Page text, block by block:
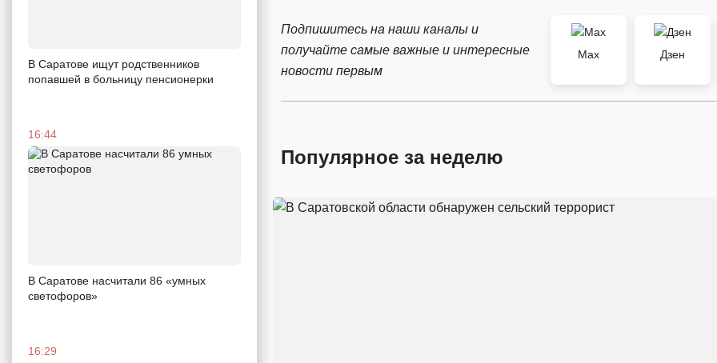
В Саратове ищут родственников
попавшей в больницу пенсионерки
16:44
В Саратове насчитали 86 «умных
светофоров»
16:29
Подпишитесь на наши каналы и
получайте самые важные и интересные
новости первым
Max
Дзен
Популярное за неделю